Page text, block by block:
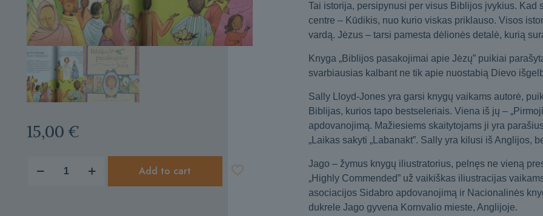
15,00 €
Add to cart
Tai istorija, persipynusi per visus Biblijos įvykius.
centre – Kūdikis, nuo kurio viskas priklauso. Visos
vardą. Jėzus – tarsi pamesta dėlionės detalė, kurią
Knyga „Biblijos pasakojimai apie Jėzų” puikiai
svarbiausias kalbant ne tik apie nuostabią Dievo
Sally Lloyd-Jones yra garsi knygų vaikams autorė,
Biblijas, kurios tapo bestseleriais. Viena iš jų –
apdovanojimą. Mažiesiems skaitytojams ji yra
„Laikas sakyti „Labanakt”. Sally yra kilusi iš Anglijos,
Jago – žymus knygų iliustratorius, pelnęs ne vieną
„Highly Commended” už vaikiškas iliustracijas
asociacijos Sidabro apdovanojimą ir Nacionalinės
dukrele Jago gyvena Kornvalio mieste, Anglijoje.